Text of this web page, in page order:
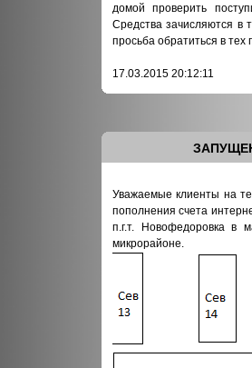
домой проверить
Средства зачисляются в
просьба обратиться в тех
17.03.2015 20:12:11
Уважаемые клиенты на
пополнения счета
п.г.т. Новофедоровка в
микрорайоне.